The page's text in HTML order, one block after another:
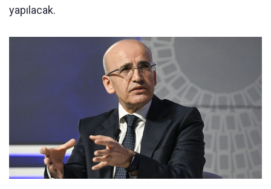
yapılacak.